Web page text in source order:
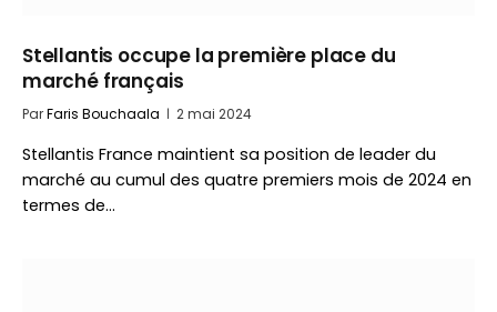
Stellantis occupe la première place du
marché français
ParFaris Bouchaala 2 mai 2024
Stellantis France maintient sa position de leader du
marché au cumul des quatre premiers mois de 2024 en
termes de…